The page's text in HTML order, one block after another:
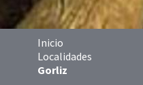
Inicio
Localidades
Gorliz